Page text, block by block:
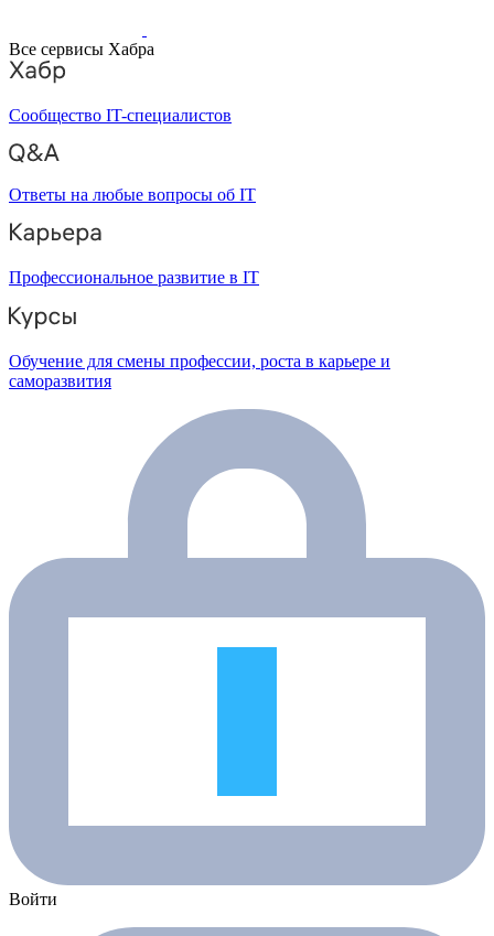
Все сервисы Хабра
Сообщество IT-специалистов
Ответы на любые вопросы об IT
Профессиональное развитие в IT
Обучение для смены профессии, роста в карьере и
саморазвития
Войти